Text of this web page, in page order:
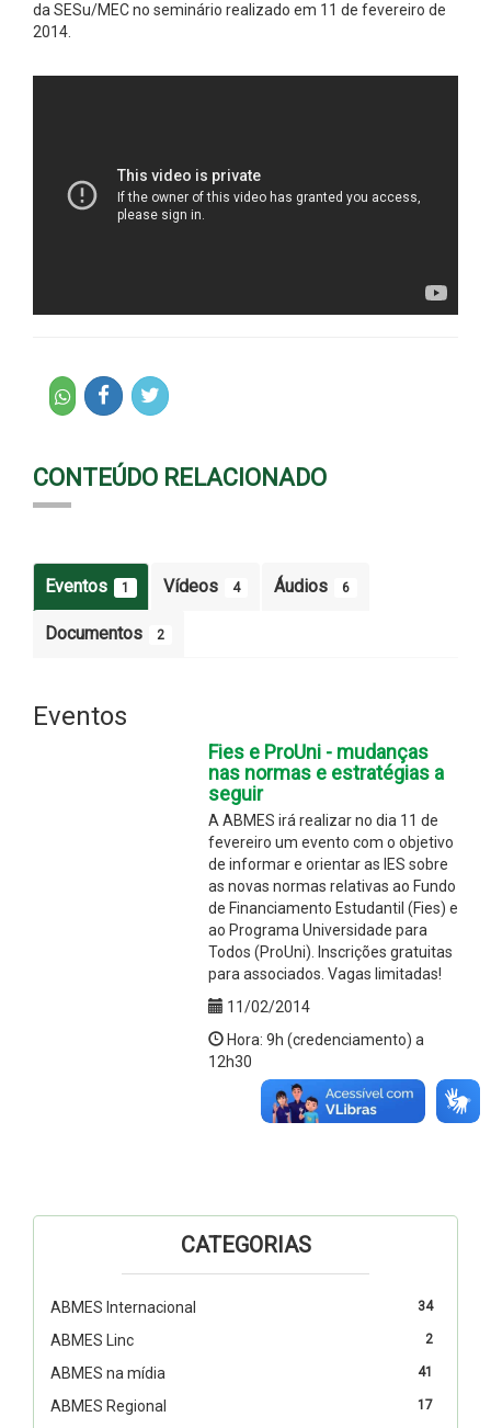
da SESu/MEC no seminário realizado em 11 de fevereiro de
2014.
CONTEÚDO RELACIONADO
Eventos 1 Vídeos 4 Áudios 6
Documentos 2
Eventos
Fies e ProUni - mudanças
nas normas e estratégias a
seguir
A ABMES irá realizar no dia 11 de
fevereiro um evento com o objetivo
de informar e orientar as IES sobre
as novas normas relativas ao Fundo
de Financiamento Estudantil (Fies) e
ao Programa Universidade para
Todos (ProUni). Inscrições gratuitas
para associados. Vagas limitadas!
11/02/2014
Hora: 9h (credenciamento) a
12h30
CATEGORIAS
34
ABMES Internacional
2
ABMES Linc
41
ABMES na mídia
17
ABMES Regional